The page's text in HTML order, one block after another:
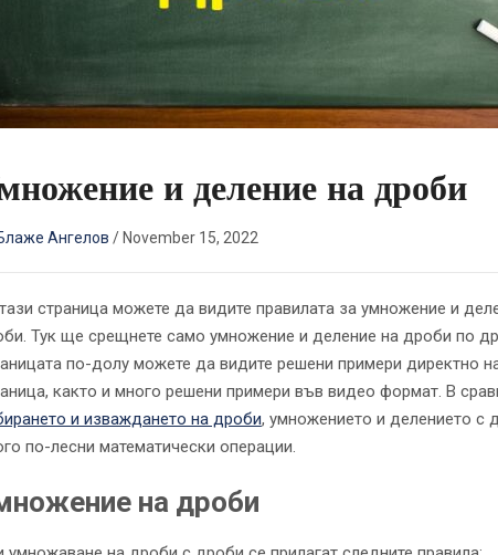
и деление на дроби
Ангелов / November 15, 2022
страница можете да видите правилата за умножение и
Тук ще срещнете само умножение и деление на дроби по
по-долу можете да видите решени примери директно
както и много решени примери във видео формат. В
и изваждането на дроби, умножението и делението с
по-лесни математически операции.
на дроби